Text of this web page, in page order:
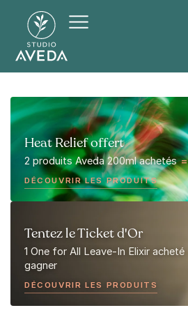
Heat Relief offert
2 produits Aveda 200ml achetés=
DÉCOUVRIR LES PRODUITS
Tentez le Ticket d'Or
1 One for All Leave-In Elixir acheté
gagner
DÉCOUVRIR LES PRODUITS